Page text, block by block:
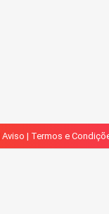
Aviso | Termos e